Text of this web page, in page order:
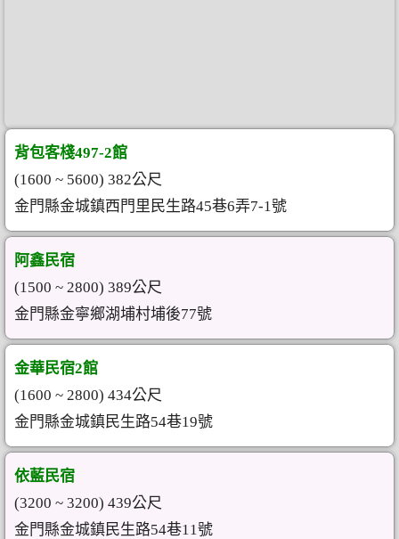
背包客棧497-2館
(1600 ~ 5600) 382公尺
金門縣金城鎮西門里民生路45巷6弄7-1號
阿鑫民宿
(1500 ~ 2800) 389公尺
金門縣金寧鄉湖埔村埔後77號
金華民宿2館
(1600 ~ 2800) 434公尺
金門縣金城鎮民生路54巷19號
依藍民宿
(3200 ~ 3200) 439公尺
金門縣金城鎮民生路54巷11號